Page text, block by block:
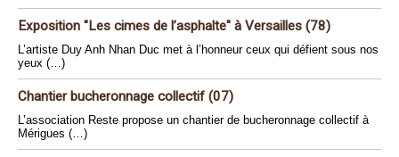
Exposition "Les cimes de l’asphalte" à Versailles (78)
L’artiste Duy Anh Nhan Duc met à l’honneur ceux qui défient sous nos
yeux (…)
Chantier bucheronnage collectif (07)
L’association Reste propose un chantier de bucheronnage collectif à
Mérigues (…)